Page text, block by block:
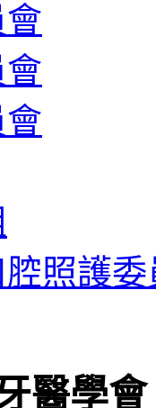
照護委
醫學